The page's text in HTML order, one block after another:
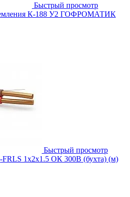
Быстрый просмотр
К-188 У2 ГОФРОМАТИК
Быстрый просмотр
1х2х1.5 ОК 300В (бухта) (м)